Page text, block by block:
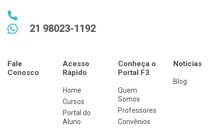
21 98023-1192
Fale
Conosco
Acesso
Rápido
Home
Cursos
Portal do
Aluno
Conheça o
Portal F3
Quem
Somos
Professores
Convênios
Notícias
Blog